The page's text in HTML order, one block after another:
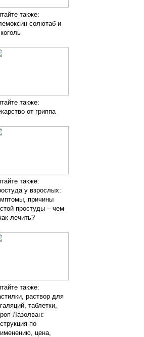
также:
солютаб и
также:
от гриппа
также:
у взрослых:
причины
простуды – чем
лечить?
также:
раствор для
таблетки,
Лазолван:
по
цена,